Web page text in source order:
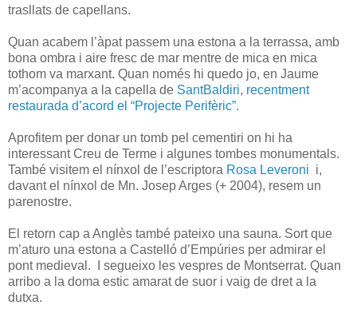
trasllats de capellans.
Quan acabem l’àpat passem una estona a la terrassa, amb
bona ombra i aire fresc de mar mentre de mica en mica
tothom va marxant. Quan només hi quedo jo, en Jaume
m’acompanya a la capella de SantBaldiri, recentment
restaurada d’acord el “Projecte Perifèric”.
Aprofitem per donar un tomb pel cementiri on hi ha
interessant Creu de Terme i algunes tombes monumentals.
També visitem el nínxol de l’escriptora Rosa Leveroni i,
davant el nínxol de Mn. Josep Arges (+ 2004), resem un
parenostre.
El retorn cap a Anglès també pateixo una sauna. Sort que
m’aturo una estona a Castelló d’Empúries per admirar el
pont medieval. I segueixo les vespres de Montserrat. Quan
arribo a la doma estic amarat de suor i vaig de dret a la
dutxa.